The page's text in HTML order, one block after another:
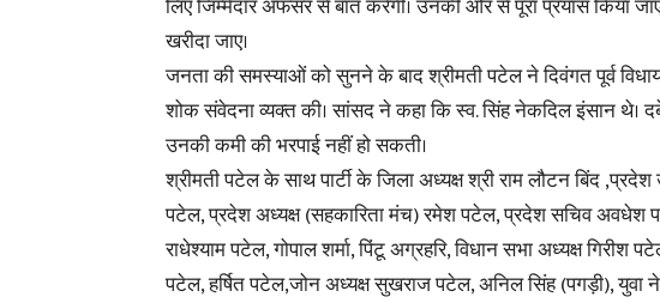
लिए जिम्मेदार अफसर से बात करेंगी। उनकी ओर से पूरा प्रयास किया
खरीदा जाए।
जनता की समस्याओं को सुनने के बाद श्रीमती पटेल ने दिवंगत पूर्व
शोक संवेदना व्यक्त की। सांसद ने कहा कि स्व. सिंह नेकदिल इंसान
उनकी कमी की भरपाई नहीं हो सकती।
श्रीमती पटेल के साथ पार्टी के जिला अध्यक्ष श्री राम लौटन बिंद
पटेल, प्रदेश अध्यक्ष (सहकारिता मंच) रमेश पटेल, प्रदेश सचिव अवधेश
राधेश्याम पटेल, गोपाल शर्मा, पिंटू अग्रहरि, विधान सभा अध्यक्ष
पटेल, हर्षित पटेल,जोन अध्यक्ष सुखराज पटेल, अनिल सिंह (पगड़ी), युवा